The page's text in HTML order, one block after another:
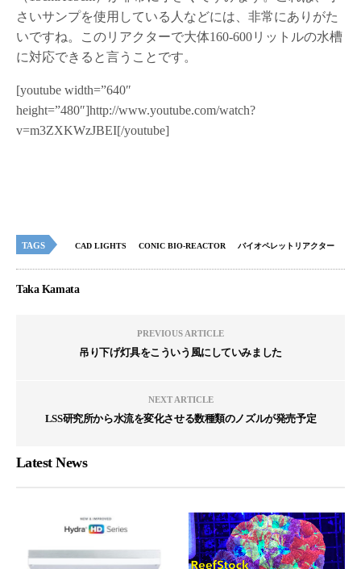
さいサンプを使用している人などには、非常にありがた
いですね。このリアクターで大体160-600リットルの水槽
に対応できると言うことです。
[youtube width=”640″
height=”480″]http://www.youtube.com/watch?
v=m3ZXKWzJBEI[/youtube]
TAGS CAD LIGHTS CONIC BIO-REACTOR バイオペレットリアクター
Taka Kamata
PREVIOUS ARTICLE
吊り下げ灯具をこういう風にしていみました
NEXT ARTICLE
LSS研究所から水流を変化させる数種類のノズルが発売予定
Latest News